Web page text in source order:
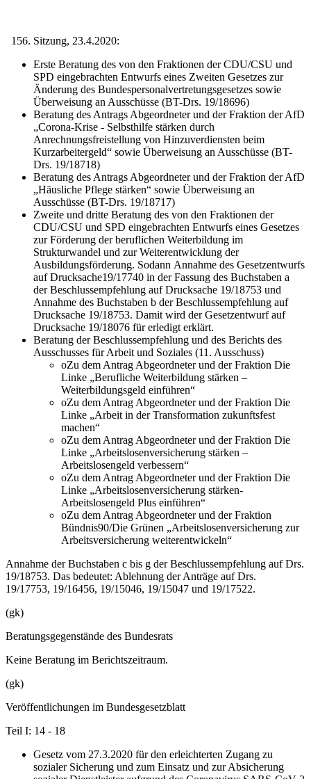
Sitzung, 23.4.2020:
Erste Beratung des von den Fraktionen der CDU/CSU und
SPD eingebrachten Entwurfs eines Zweiten Gesetzes zur
Änderung des Bundespersonalvertretungsgesetzes sowie
Überweisung an Ausschüsse (BT-Drs. 19/18696)
Beratung des Antrags Abgeordneter und der Fraktion der AfD
„Corona-Krise - Selbsthilfe stärken durch
Anrechnungsfreistellung von Hinzuverdiensten beim
Kurzarbeitergeld“ sowie Überweisung an Ausschüsse (BT-
Drs. 19/18718)
Beratung des Antrags Abgeordneter und der Fraktion der AfD
„Häusliche Pflege stärken“ sowie Überweisung an
Ausschüsse (BT-Drs. 19/18717)
Zweite und dritte Beratung des von den Fraktionen der
CDU/CSU und SPD eingebrachten Entwurfs eines Gesetzes
zur Förderung der beruflichen Weiterbildung im
Strukturwandel und zur Weiterentwicklung der
Ausbildungsförderung. Sodann Annahme des Gesetzentwurfs
auf Drucksache19/17740 in der Fassung des Buchstaben a
der Beschlussempfehlung auf Drucksache 19/18753 und
Annahme des Buchstaben b der Beschlussempfehlung auf
Drucksache 19/18753. Damit wird der Gesetzentwurf auf
Drucksache 19/18076 für erledigt erklärt.
Beratung der Beschlussempfehlung und des Berichts des
Ausschusses für Arbeit und Soziales (11. Ausschuss)
oZu dem Antrag Abgeordneter und der Fraktion Die
Linke „Berufliche Weiterbildung stärken –
Weiterbildungsgeld einführen“
oZu dem Antrag Abgeordneter und der Fraktion Die
Linke „Arbeit in der Transformation zukunftsfest
machen“
oZu dem Antrag Abgeordneter und der Fraktion Die
Linke „Arbeitslosenversicherung stärken –
Arbeitslosengeld verbessern“
oZu dem Antrag Abgeordneter und der Fraktion Die
Linke „Arbeitslosenversicherung stärken-
Arbeitslosengeld Plus einführen“
oZu dem Antrag Abgeordneter und der Fraktion
Bündnis90/Die Grünen „Arbeitslosenversicherung zur
Arbeitsversicherung weiterentwickeln“
Annahme der Buchstaben c bis g der Beschlussempfehlung auf Drs.
19/18753. Das bedeutet: Ablehnung der Anträge auf Drs.
19/17753, 19/16456, 19/15046, 19/15047 und 19/17522.
(gk)
Beratungsgegenstände des Bundesrats
Keine Beratung im Berichtszeitraum.
(gk)
Veröffentlichungen im Bundesgesetzblatt
Teil I: 14 - 18
Gesetz vom 27.3.2020 für den erleichterten Zugang zu
sozialer Sicherung und zum Einsatz und zur Absicherung